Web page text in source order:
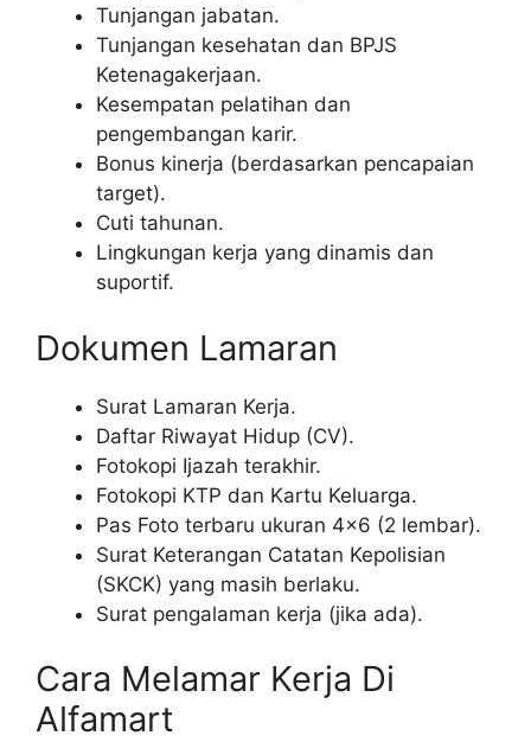
Tunjangan jabatan.
Tunjangan kesehatan dan BPJS
Ketenagakerjaan.
Kesempatan pelatihan dan
pengembangan karir.
Bonus kinerja (berdasarkan pencapaian
target).
Cuti tahunan.
Lingkungan kerja yang dinamis dan
suportif.
Dokumen Lamaran
Surat Lamaran Kerja.
Daftar Riwayat Hidup (CV).
Fotokopi Ijazah terakhir.
Fotokopi KTP dan Kartu Keluarga.
Pas Foto terbaru ukuran 4×6 (2 lembar).
Surat Keterangan Catatan Kepolisian
(SKCK) yang masih berlaku.
Surat pengalaman kerja (jika ada).
Cara Melamar Kerja Di
Alfamart